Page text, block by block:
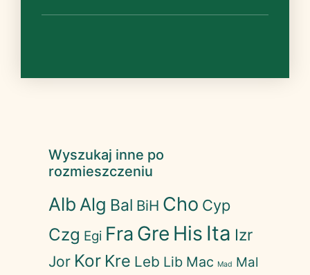
Wyszukaj inne po
rozmieszczeniu
Alb Alg Bal BiH Cho Cyp
Czg Egi Fra Gre His Ita Izr
Jor Kor Kre Leb Lib Mac Mad Mal